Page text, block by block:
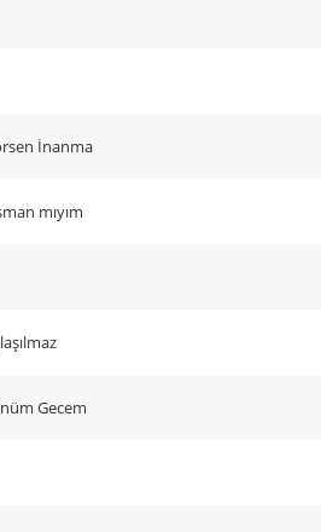
İnanma
mıyım
Gecem